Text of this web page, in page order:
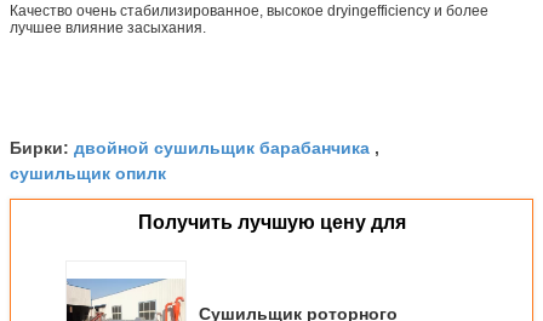
Качество очень стабилизированное, высокое dryingefficiency и более
лучшее влияние засыхания.
Бирки: двойной сушильщик барабанчика ,
сушильщик опилк
Получить лучшую цену для
Сушильщик роторного